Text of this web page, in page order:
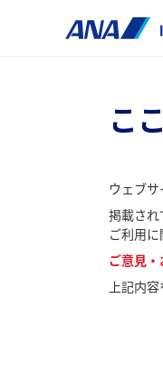
こ
ウェブ
掲載され
ご利用
ご意見
上記内